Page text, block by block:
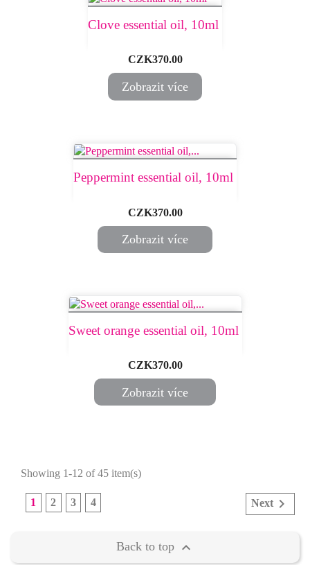
Clove essential oil, 10ml ​
Price
CZK370.00
Zobrazit více
Peppermint essential oil, 10ml ​
Price
CZK370.00
Zobrazit více
Sweet orange essential oil, 10ml ​
Price
CZK370.00
Zobrazit více
Showing 1-12 of 45 item(s)
1 2 3 4 Next
Back to top 